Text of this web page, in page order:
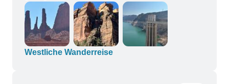
Westliche Wanderreise